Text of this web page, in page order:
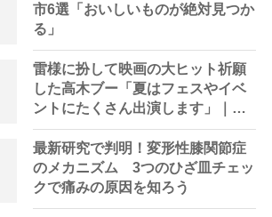
市6選「おいしいものが絶対見つか
る」
雷様に扮して映画の大ヒット祈願
した高木ブー「夏はフェスやイベ
ントにたくさん出演します」｜連
載：第72回
最新研究で判明！変形性膝関節症
のメカニズム 3つのひざ皿チェッ
クで痛みの原因を知ろう